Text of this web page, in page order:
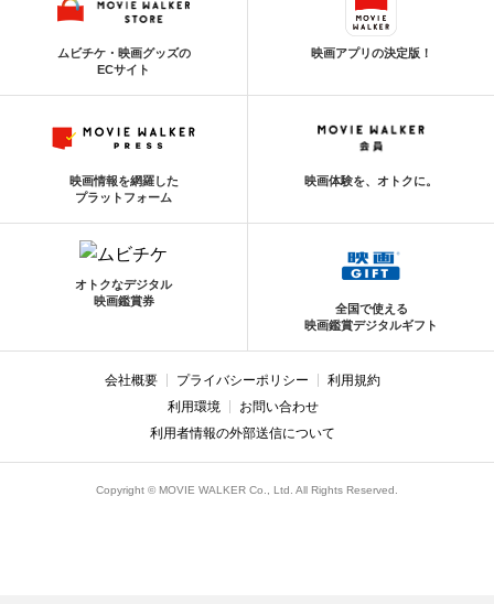
ムビチケ・映画グッズの
ECサイト
映画アプリの決定版！
映画情報を網羅した
プラットフォーム
映画体験を、オトクに。
オトクなデジタル
映画鑑賞券
全国で使える
映画鑑賞デジタルギフト
会社概要 プライバシーポリシー
利用規約
利用環境
お問い合わせ
利用者情報の外部送信について
Copyright © MOVIE WALKER Co., Ltd. All Rights Reserved.